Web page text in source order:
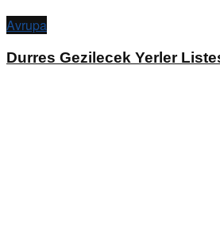
Avrupa
Durres Gezilecek Yerler